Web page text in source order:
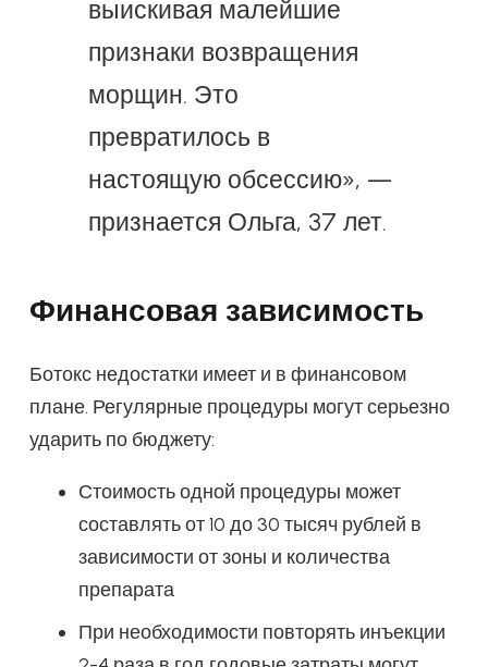
выискивая малейшие
признаки возвращения
морщин. Это
превратилось в
настоящую обсессию», —
признается Ольга, 37 лет.
Финансовая зависимость
Ботокс недостатки имеет и в финансовом
плане. Регулярные процедуры могут серьезно
ударить по бюджету:
Стоимость одной процедуры может
составлять от 10 до 30 тысяч рублей в
зависимости от зоны и количества
препарата
При необходимости повторять инъекции